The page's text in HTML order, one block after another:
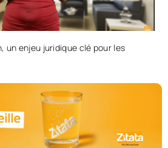
un enjeu juridique clé pour les